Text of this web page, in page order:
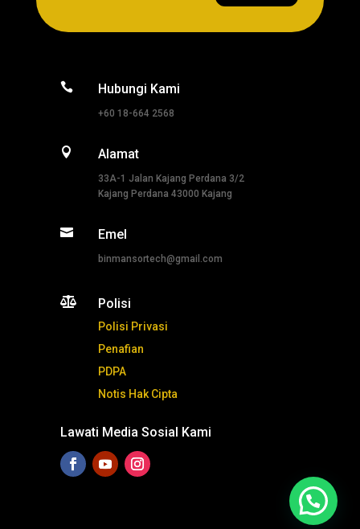
 Hubungi Kami
+60 18-664 2568
 Alamat
33A-1 Jalan Kajang Perdana 3/2
Kajang Perdana 43000 Kajang
 Emel
binmansortech@gmail.com
 Polisi
Polisi Privasi
Penafian
PDPA
Notis Hak Cipta
Lawati Media Sosial Kami